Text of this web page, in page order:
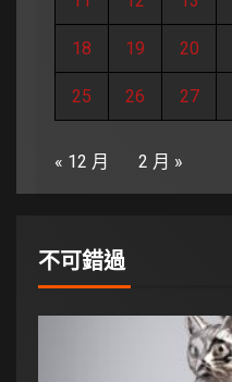
18 19 20
25 26 27
« 12 月 2 月 »
不可錯過